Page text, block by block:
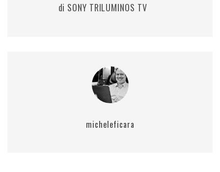
di SONY TRILUMINOS TV
micheleficara